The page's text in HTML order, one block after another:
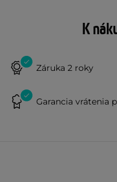
K
Záruka 2 roky
Garancia vrátenia